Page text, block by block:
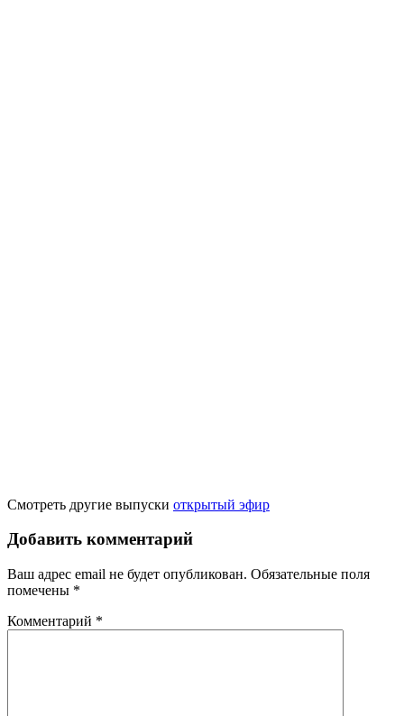
Смотреть другие выпуски открытый эфир
Добавить комментарий
Ваш адрес email не будет опубликован. Обязательные поля
помечены *
Комментарий *